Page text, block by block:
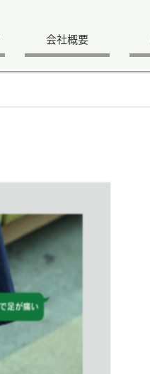
会社概要